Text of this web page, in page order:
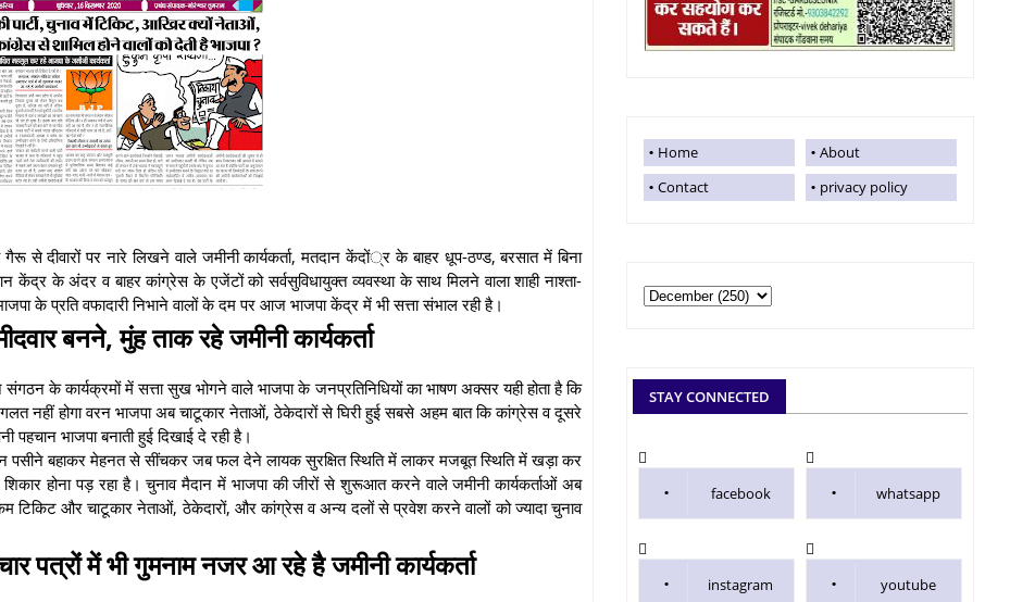
से दीवारों पर नारे लिखने वाले जमीनी कार्यकर्ता, मतदान केंदों्र के बाहर धूप-ठण्ड, बरसात में बिना
के अंदर व बाहर कांग्रेस के एजेंटों को सर्वसुविधायुक्त व्यवस्था के साथ मिलने वाला शाही नाश्ता-
के प्रति वफादारी निभाने वालों के दम पर आज भाजपा केंद्र में भी सत्ता संभाल रही है।
बनने, मुंह ताक रहे जमीनी कार्यकर्ता
संगठन के कार्यक्रमों में सत्ता सुख भोगने वाले भाजपा के जनप्रतिनिधियों का भाषण अक्सर यही होता है कि
गलत नहीं होगा वरन भाजपा अब चाटूकार नेताओं, ठेकेदारों से घिरी हुई सबसे अहम बात कि कांग्रेस व दूसरे
पहचान भाजपा बनाती हुई दिखाई दे रही है।
पसीने बहाकर मेहनत से सींचकर जब फल देने लायक सुरक्षित स्थिति में लाकर मजबूत स्थिति में खड़ा कर
शिकार होना पड़ रहा है। चुनाव मैदान में भाजपा की जीरों से शुरूआत करने वाले जमीनी कार्यकर्ताओं अब
टिकिट और चाटूकार नेताओं, ठेकेदारों, और कांग्रेस व अन्य दलों से प्रवेश करने वालों को ज्यादा चुनाव
पत्रों में भी गुमनाम नजर आ रहे है जमीनी कार्यकर्ता
Home
About
Contact
privacy policy
STAY CONNECTED
facebook whatsapp
instagram youtube